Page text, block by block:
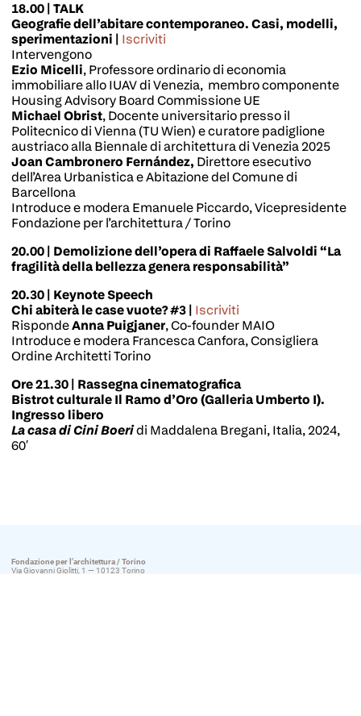
18.00 | TALK
Geografie dell’abitare contemporaneo. Casi, modelli,
sperimentazioni | Iscriviti
Intervengono
Ezio Micelli, Professore ordinario di economia
immobiliare allo IUAV di Venezia, membro componente
Housing Advisory Board Commissione UE
Michael Obrist, Docente universitario presso il
Politecnico di Vienna (TU Wien) e curatore padiglione
austriaco alla Biennale di architettura di Venezia 2025
Joan Cambronero Fernández, Direttore esecutivo
dell’Area Urbanistica e Abitazione del Comune di
Barcellona
Introduce e modera Emanuele Piccardo, Vicepresidente
Fondazione per l’architettura / Torino
20.00 | Demolizione dell’opera di Raffaele Salvoldi “La
fragilità della bellezza genera responsabilità”
20.30 | Keynote Speech
Chi abiterà le case vuote? #3 | Iscriviti
RispondeAnna Puigjaner, Co-founder MAIO
Introduce e modera Francesca Canfora, Consigliera
Ordine Architetti Torino
Ore 21.30 | Rassegna cinematografica
Bistrot culturale Il Ramo d’Oro (Galleria Umberto I).
Ingresso libero
La casa di Cini Boeridi Maddalena Bregani, Italia, 2024,
60′
Fondazione per l’architettura / Torino
Via Giovanni Giolitti, 1 — 10123 Torino